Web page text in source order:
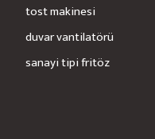
tost makinesi
duvar vantilatörü
sanayi tipi fritöz